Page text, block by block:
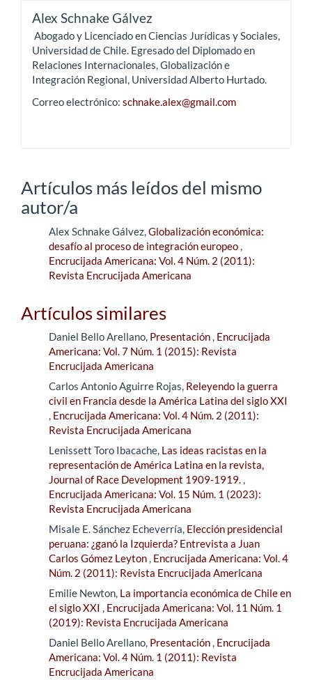
Alex Schnake Gálvez
Abogado y Licenciado en Ciencias Jurídicas y Sociales,
Universidad de Chile. Egresado del Diplomado en
Relaciones Internacionales, Globalización e
Integración Regional, Universidad Alberto Hurtado.
Correo electrónico: schnake.alex@gmail.com
Artículos más leídos del mismo
autor/a
Alex Schnake Gálvez,Globalización económica:
desafío al proceso de integración europeo,
Encrucijada Americana: Vol. 4 Núm. 2 (2011):
Revista Encrucijada Americana
Artículos similares
Daniel Bello Arellano, Presentación, Encrucijada
Americana: Vol. 7 Núm. 1 (2015): Revista
Encrucijada Americana
Carlos Antonio Aguirre Rojas, Releyendo la guerra
civil en Francia desde la América Latina del siglo XXI
, Encrucijada Americana: Vol. 4 Núm. 2 (2011):
Revista Encrucijada Americana
Lenissett Toro Ibacache, Las ideas racistas en la
representación de América Latina en la revista,
Journal of Race Development 1909-1919.,
Encrucijada Americana: Vol. 15 Núm. 1 (2023):
Revista Encrucijada Americana
Misale E. Sánchez Echeverría, Elección presidencial
peruana: ¿ganó la Izquierda? Entrevista a Juan
Carlos Gómez Leyton, Encrucijada Americana: Vol. 4
Núm. 2 (2011): Revista Encrucijada Americana
Emilie Newton, La importancia económica de Chile en
el siglo XXI , Encrucijada Americana: Vol. 11 Núm. 1
(2019): Revista Encrucijada Americana
Daniel Bello Arellano, Presentación, Encrucijada
Americana: Vol. 4 Núm. 1 (2011): Revista
Encrucijada Americana